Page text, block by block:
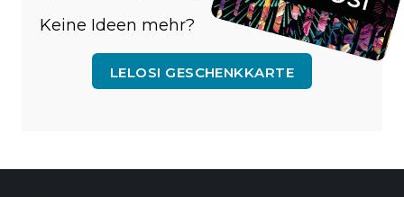
Keine Ideen mehr?
LELOSI GESCHENKKARTE